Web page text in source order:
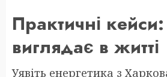
Практичні
виглядає в житті
Уявіть енергетика з